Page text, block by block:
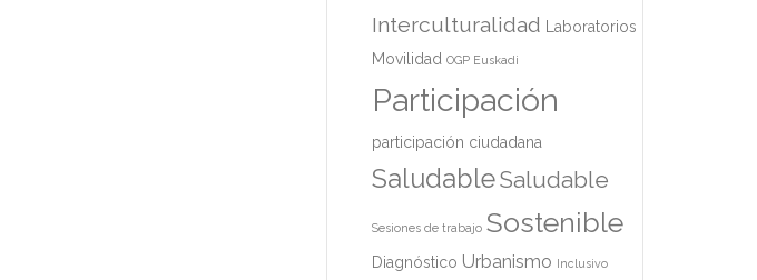
Interculturalidad
Laboratorios
Movilidad OGP Euskadi
Participación
participación ciudadana
SaludableSaludable
Sesiones de trabajo Sostenible
Diagnóstico Urbanismo Inclusivo